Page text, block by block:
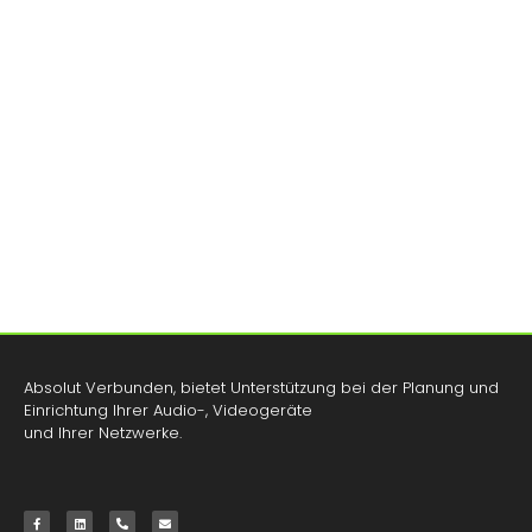
Absolut Verbunden, bietet Unterstützung bei der Planung und
Einrichtung Ihrer Audio-, Videogeräte
und Ihrer Netzwerke.